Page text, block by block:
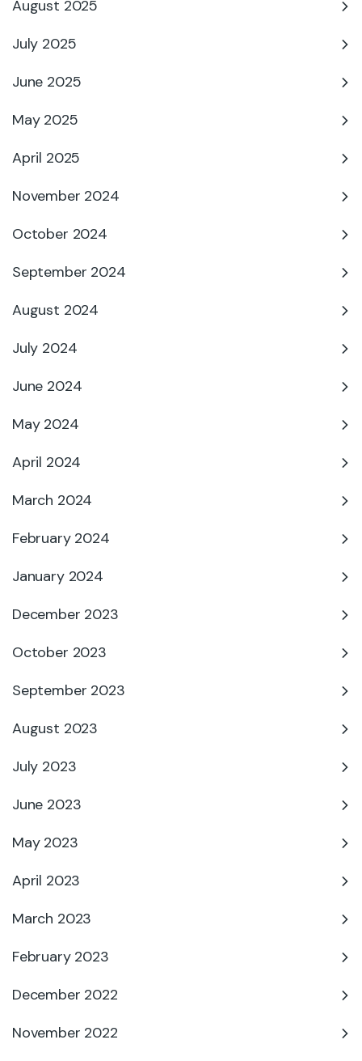
August 2025
July 2025
June 2025
May 2025
April 2025
November 2024
October 2024
September 2024
August 2024
July 2024
June 2024
May 2024
April 2024
March 2024
February 2024
January 2024
December 2023
October 2023
September 2023
August 2023
July 2023
June 2023
May 2023
April 2023
March 2023
February 2023
December 2022
November 2022